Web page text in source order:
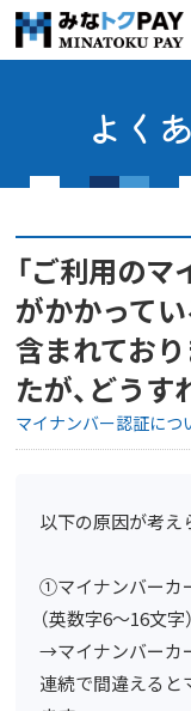
よく
「ご利用の
がかかって
含まれており
たが、どうす
マイナンバー認証につ
以下の原因が考え
①マイナンバーカ
（英数字6～16文
→マイナンバーカ
連続で間違えると